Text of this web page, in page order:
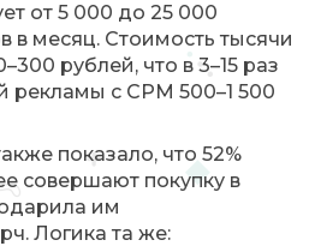
от 5 000 до 25 000
в месяц. Стоимость тысячи
рублей, что в 3–15 раз
рекламы с CPM 500–1 500
показало, что 52%
совершают покупку в
им
Логика та же: